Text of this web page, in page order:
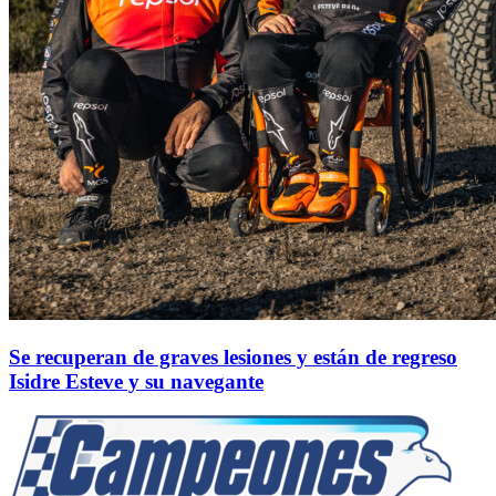
Se recuperan de graves lesiones y están de regreso
Isidre Esteve y su navegante